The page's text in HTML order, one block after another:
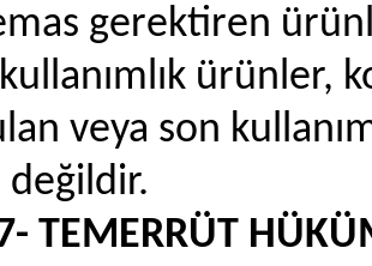
gerektiren
ürünler,
veya son
TEMERRÜT